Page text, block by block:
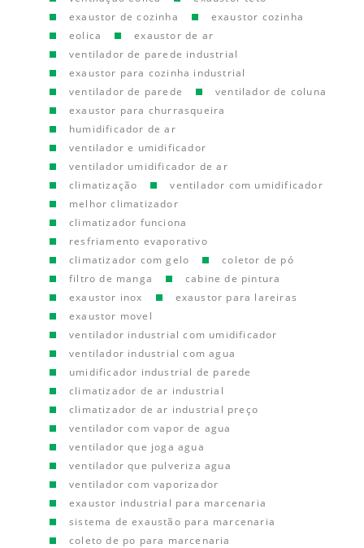
exaustor de cozinha
exaustor cozinha
eolica
exaustor de ar
ventilador de parede industrial
exaustor para cozinha industrial
ventilador de parede
ventilador de coluna
exaustor para churrasqueira
humidificador de ar
ventilador e umidificador
ventilador umidificador de ar
climatização
ventilador com umidificador
melhor climatizador
climatizador funciona
resfriamento evaporativo
climatizador com gelo
coletor de pó
filtro de manga
cabine de pintura
exaustor inox
exaustor para lareiras
exaustor movel
ventilador industrial com umidificador
ventilador industrial com agua
umidificador industrial de parede
climatizador de ar industrial
climatizador de ar industrial preço
ventilador com vapor de agua
ventilador que joga agua
ventilador que pulveriza agua
ventilador com vaporizador
exaustor industrial para marcenaria
sistema de exaustão para marcenaria
coleto de po para marcenaria